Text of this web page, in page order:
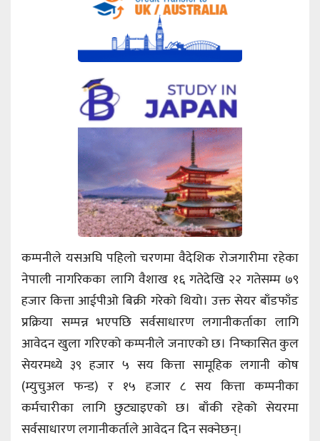
कम्पनीले यसअघि पहिलो चरणमा वैदेशिक रोजगारीमा रहेका
नेपाली नागरिकका लागि वैशाख १६ गतेदेखि २२ गतेसम्म ७९
हजार कित्ता आईपीओ बिक्री गरेको थियो। उक्त सेयर बाँडफाँड
प्रक्रिया सम्पन्न भएपछि सर्वसाधारण लगानीकर्ताका लागि
आवेदन खुला गरिएको कम्पनीले जनाएको छ। निष्कासित कुल
सेयरमध्ये ३९ हजार ५ सय कित्ता सामूहिक लगानी कोष
(म्युचुअल फन्ड) र १५ हजार ८ सय कित्ता कम्पनीका
कर्मचारीका लागि छुट्याइएको छ। बाँकी रहेको सेयरमा
सर्वसाधारण लगानीकर्ताले आवेदन दिन सक्नेछन्।